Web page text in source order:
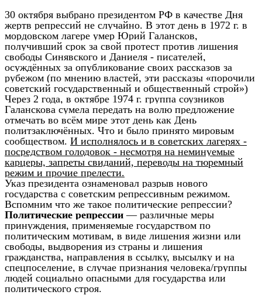
30 октября выбрано президентом РФ в качестве Дня
жертв репрессий не случайно. В этот день в 1972 г. в
мордовском лагере умер Юрий Галансков,
получивший срок за свой протест против лишения
свободы Синявского и Даниеля - писателей,
осуждённых за опубликование своих рассказов за
рубежом (по мнению властей, эти рассказы «порочили
советский государственный и общественный строй»)
Через 2 года, в октябре 1974 г. группа соузников
Галанскова сумела передать на волю предложение
отмечать во всём мире этот день как День
политзаключённых. Что и было принято мировым
сообществом. И исполнялось и в советских лагерях -
посредством голодовок - несмотря на неминуемые
карцеры, запреты свиданий, переводы на тюремный
режим и прочие прелести.
Указ президента ознаменовал разрыв нового
государства с советским репрессивным режимом.
Вспомним что же такое политические репрессии?
Политические репрессии — различные меры
принуждения, применяемые государством по
политическим мотивам, в виде лишения жизни или
свободы, выдворения из страны и лишения
гражданства, направления в ссылку, высылку и на
спецпоселение, в случае признания человека/группы
людей социально опасными для государства или
политического строя.